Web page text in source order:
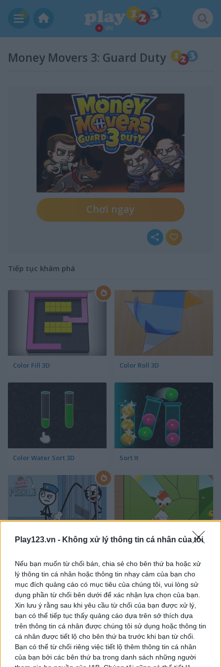
Play123.vn - Không xử lý thông tin cá nhân của tôi
Nếu bạn muốn từ chối bán, chia sẻ cho bên thứ ba hoặc xử
lý thông tin cá nhân hoặc thông tin nhạy cảm của bạn cho
mục đích quảng cáo có mục tiêu của chúng tôi, vui lòng sử
dụng phần từ chối bên dưới để xác nhận lựa chọn của bạn.
Xin lưu ý rằng sau khi yêu cầu từ chối của bạn được xử lý,
bạn có thể tiếp tục thấy quảng cáo dựa trên sở thích dựa
trên thông tin cá nhân được chúng tôi sử dụng hoặc thông tin
cá nhân được tiết lộ cho bên thứ ba trước khi bạn từ chối.
Bạn có thể từ chối riêng việc tiết lộ thêm thông tin cá nhân
của bạn bởi các bên thứ ba trong danh sách những người
VN
Money Movers 3: Guard Duty
Chơi ngay
Tiếp tục khám phá
Color Fill 3D Color Roll 3D
Color Water Sort 3D Sort It
Kids Color Book 2 Peet Sneak